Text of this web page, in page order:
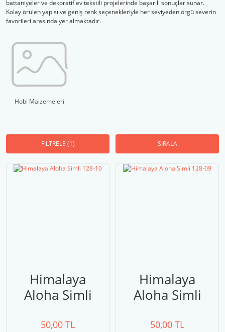
battaniyeler ve dekoratif ev tekstili projelerinde başarılı sonuçlar sunar.
Kolay örülen yapısı ve geniş renk seçenekleriyle her seviyeden örgü severin
favorileri arasında yer almaktadır.
Hobi Malzemeleri
FİLTRELE (1) SIRALA
Himalaya
Aloha Simli
50,00 TL
Himalaya
Aloha Simli
50,00 TL